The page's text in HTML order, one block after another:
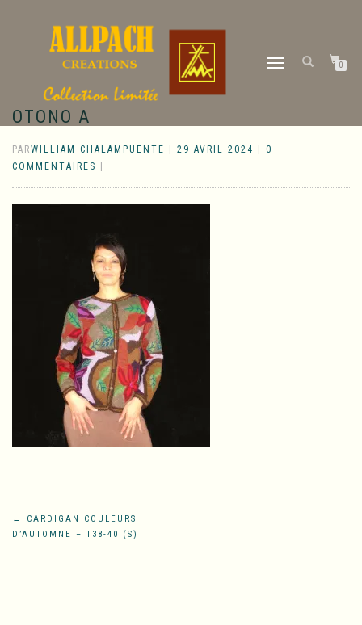
DÉPLIER
0
OTONO A
PARWILLIAM CHALAMPUENTE 29 AVRIL 2024
0
COMMENTAIRES
Navigation
←
CARDIGAN COULEURS
D’AUTOMNE – T38-40 (S)